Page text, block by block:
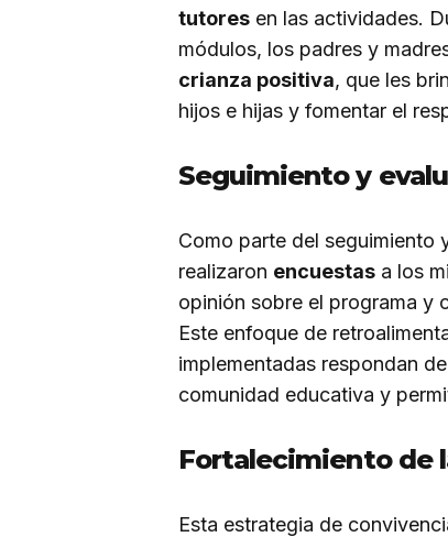
tutores en las actividades.
módulos, los padres y
crianza positiva, que les
hijos e hijas y fomentar el
Seguimiento y
Como parte del seguimiento
realizaron encuestas a los
opinión sobre el programa y
Este enfoque de
implementadas respondan
comunidad educativa y
Fortalecimiento de
Esta estrategia de